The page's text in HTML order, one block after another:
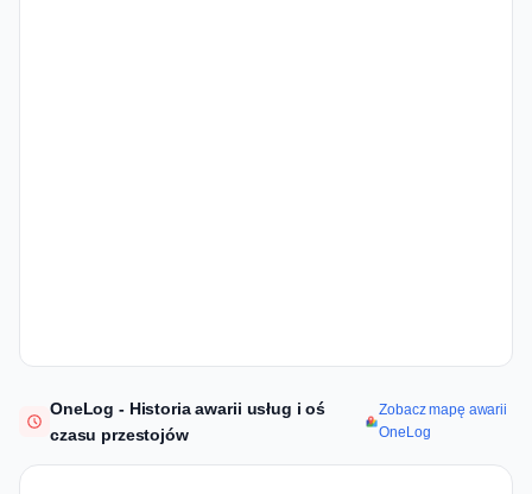
OneLog - Historia awarii usług i oś
czasu przestojów
Zobacz mapę awarii
OneLog